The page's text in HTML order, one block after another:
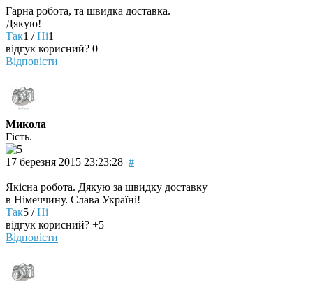
Гарна робота, та швидка доставка.
Дякую!
Так1 /Ні1
відгук корисний? 0
Відповісти
Микола
Гість.
17 березня 2015 23:23:28 #
Якісна робота. Дякую за швидку доставку
в Німеччину. Слава Україні!
Так5 /Ні
відгук корисний? +5
Відповісти